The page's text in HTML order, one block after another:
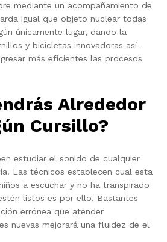
mediante un acompañamiento de
igual que objeto nuclear todas
únicamente lugar, dando la
y bicicletas innovadoras así­
más eficientes las procesos
Alrededor
Cursillo?
estudiar el sonido de cualquier
Las técnicos establecen cual esta
a escuchar y no ha transpirado
listos es por ello. Bastantes
errónea que atender
nuevas mejorará una fluidez de el